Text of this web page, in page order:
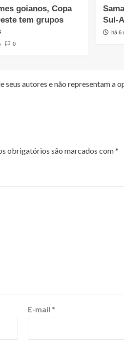
goianos, Copa
tem grupos
0
Sul-
há 6
autores e não representam a
obrigatórios são marcados com*
E-mail *